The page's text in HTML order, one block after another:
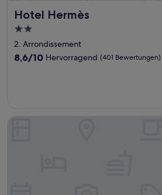
Hotel Hermès
Hotel Hermès
2.0-
Sterne-
Unterkunft
2. Arrondissement
8.6
8,6/10 Hervorragend (401 Bewertungen)